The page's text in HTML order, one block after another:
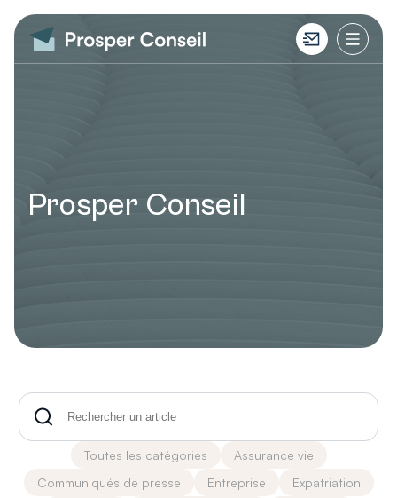
Prosper Conseil
Toutes les catégories
Assurance vie
Communiqués de presse
Entreprise
Expatriation